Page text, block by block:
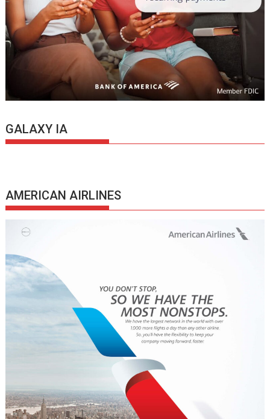
GALAXY IA
AMERICAN AIRLINES